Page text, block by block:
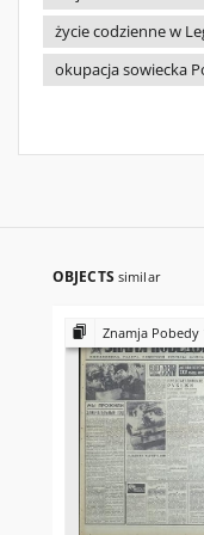
życie codzienne w
okupacja sowiecka
OBJECTS similar
Znamja Pobedy